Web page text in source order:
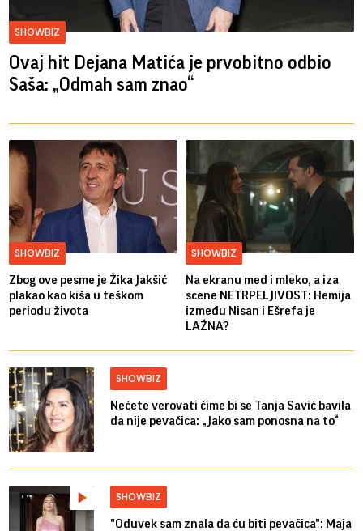
SHOWBIZ
Ovaj hit Dejana Matića je prvobitno odbio
Saša: „Odmah sam znao“
SHOWBIZ
Zbog ove pesme je Žika Jakšić
plakao kao kiša u teškom
periodu života
SHOWBIZ
Na ekranu med i mleko, a iza
scene NETRPELJIVOST: Hemija
između Nisan i Ešrefa je
LAŽNA?
SHOWBIZ
Nećete verovati čime bi se Tanja Savić bavila
da nije pevačica: „Jako sam ponosna na to“
SHOWBIZ
"Oduvek sam znala da ću biti pevačica": Maja